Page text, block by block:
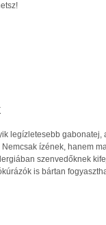
legízletesebb
ízének, hanem
szenvedőknek
is bártan